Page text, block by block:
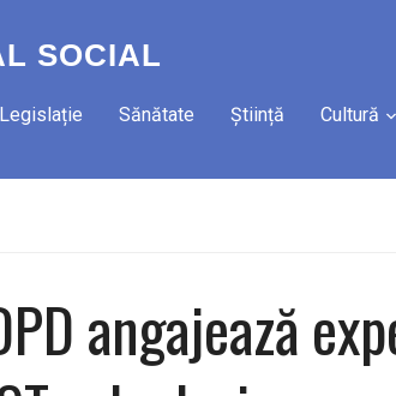
SOCIAL
Legislație Sănătate Știință Cultură
angajează